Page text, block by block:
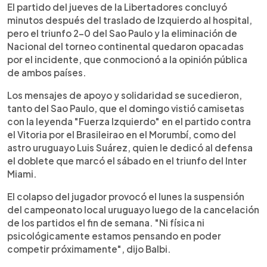
El partido del jueves de la Libertadores concluyó
minutos después del traslado de Izquierdo al hospital,
pero el triunfo 2-0 del Sao Paulo y la eliminación de
Nacional del torneo continental quedaron opacadas
por el incidente, que conmocionó a la opinión pública
de ambos países.
Los mensajes de apoyo y solidaridad se sucedieron,
tanto del Sao Paulo, que el domingo vistió camisetas
con la leyenda "Fuerza Izquierdo" en el partido contra
el Vitoria por el Brasileirao en el Morumbí, como del
astro uruguayo Luis Suárez, quien le dedicó al defensa
el doblete que marcó el sábado en el triunfo del Inter
Miami.
El colapso del jugador provocó el lunes la suspensión
del campeonato local uruguayo luego de la cancelación
de los partidos el fin de semana. "Ni física ni
psicológicamente estamos pensando en poder
competir próximamente", dijo Balbi.